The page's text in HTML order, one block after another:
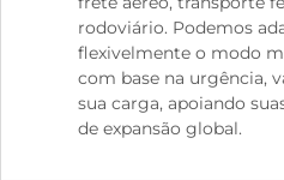
rodoviário. Podemos
flexivelmente o modo
com base na urgência,
sua carga, apoiando
de expansão global.